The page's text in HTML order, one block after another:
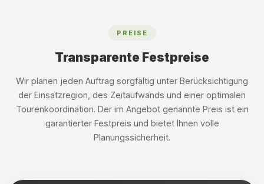
PREISE
Transparente Festpreise
Wir planen jeden Auftrag sorgfältig unter Berücksichtigung
der Einsatzregion, des Zeitaufwands und einer optimalen
Tourenkoordination. Der im Angebot genannte Preis ist ein
garantierter Festpreis und bietet Ihnen volle
Planungssicherheit.